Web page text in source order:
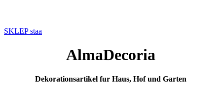
SKLEP staa
AlmaDecoria
Dekorationsartikel fur Haus, Hof und Garten